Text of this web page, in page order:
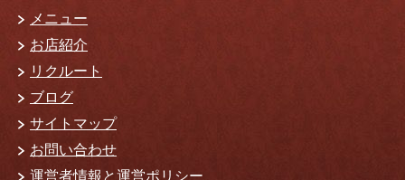
メニュー
お店紹介
リクルート
ブログ
サイトマップ
お問い合わせ
運営者情報と運営ポリシー